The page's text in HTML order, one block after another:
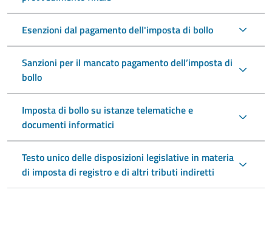
Esenzioni dal pagamento dell'imposta di bollo
Sanzioni per il mancato pagamento dell’imposta di
bollo
Imposta di bollo su istanze telematiche e
documenti informatici
Testo unico delle disposizioni legislative in materia
di imposta di registro e di altri tributi indiretti